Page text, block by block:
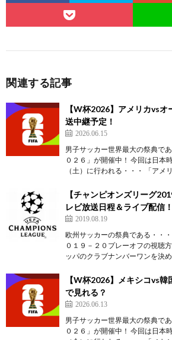
関連する記事
【W杯2026】アメリカvs
送中継予定！
2026.06.15
男子サッカー世界最大の祭典で
０２６」が開催中！ 今回は日本
（土）に行われる・・・ 「アメ
【チャンピオンズリーグ
レビ放送日程＆ライブ配信
2019.08.19
欧州サッカーの祭典である・・
０１９－２０プレーオフの視聴
ッパのクラブナンバーワンを決
【W杯2026】メキシコvs
で見れる？
2026.06.13
男子サッカー世界最大の祭典で
０２６」が開催中！ 今回は日本